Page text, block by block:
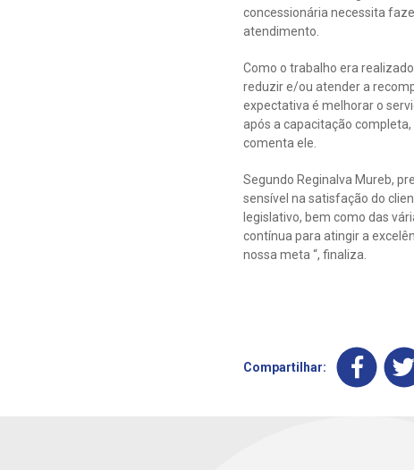
concessionária necessita
atendimento.
Como o trabalho era
reduzir e/ou atender a
expectativa é melhorar o
após a capacitação
comenta ele.
Segundo Reginalva Mureb,
sensível na satisfação do
legislativo, bem como das
contínua para atingir a
nossa meta “, finaliza.
Compartilhar: